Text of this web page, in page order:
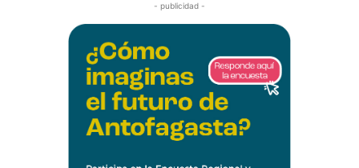
- publicidad -